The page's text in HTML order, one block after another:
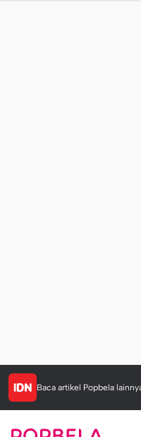
Baca artikel Popbela